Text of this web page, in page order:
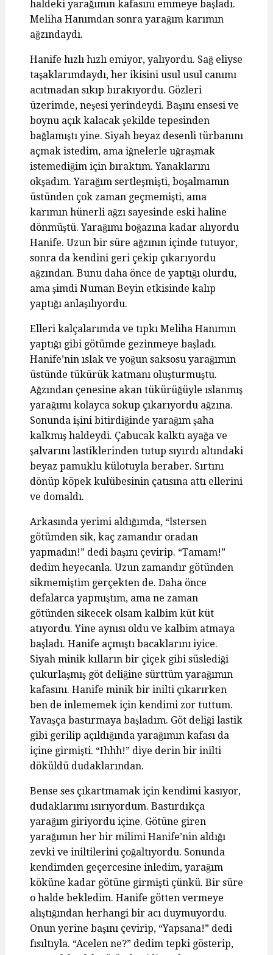
haldeki yarağımın kafasını emmeye başladı.
Meliha Hanımdan sonra yarağım karımın
ağzındaydı.
Hanife hızlı hızlı emiyor, yalıyordu. Sağ eliyse
taşaklarımdaydı, her ikisini usul usul canımı
acıtmadan sıkıp bırakıyordu. Gözleri
üzerimde, neşesi yerindeydi. Başını ensesi ve
boynu açık kalacak şekilde tepesinden
bağlamıştı yine. Siyah beyaz desenli türbanını
açmak istedim, ama iğnelerle uğraşmak
istemediğim için bıraktım. Yanaklarını
okşadım. Yarağım sertleşmişti, boşalmamın
üstünden çok zaman geçmemişti, ama
karımın hünerli ağzı sayesinde eski haline
dönmüştü. Yarağımı boğazına kadar alıyordu
Hanife. Uzun bir süre ağzının içinde tutuyor,
sonra da kendini geri çekip çıkarıyordu
ağzından. Bunu daha önce de yaptığı olurdu,
ama şimdi Numan Beyin etkisinde kalıp
yaptığı anlaşılıyordu.
Elleri kalçalarımda ve tıpkı Meliha Hanımın
yaptığı gibi götümde gezinmeye başladı.
Hanife’nin ıslak ve yoğun saksosu yarağımın
üstünde tükürük katmanı oluşturmuştu.
Ağzından çenesine akan tükürüğüyle ıslanmış
yarağımı kolayca sokup çıkarıyordu ağzına.
Sonunda işini bitirdiğinde yarağım şaha
kalkmış haldeydi. Çabucak kalktı ayağa ve
şalvarını lastiklerinden tutup sıyırdı altındaki
beyaz pamuklu külotuyla beraber. Sırtını
dönüp köpek kulübesinin çatısına attı ellerini
ve domaldı.
Arkasında yerimi aldığımda, “İstersen
götümden sik, kaç zamandır oradan
yapmadın!” dedi başını çevirip. “Tamam!”
dedim heyecanla. Uzun zamandır götünden
sikmemiştim gerçekten de. Daha önce
defalarca yapmıştım, ama ne zaman
götünden sikecek olsam kalbim küt küt
atıyordu. Yine aynısı oldu ve kalbim atmaya
başladı. Hanife açmıştı bacaklarını iyice.
Siyah minik kılların bir çiçek gibi süslediği
çukurlaşmış göt deliğine sürttüm yarağımın
kafasını. Hanife minik bir inilti çıkarırken
ben de inlememek için kendimi zor tuttum.
Yavaşça bastırmaya başladım. Göt deliği lastik
gibi gerilip açıldığında yarağımın kafası da
içine girmişti. “Ihhh!” diye derin bir inilti
döküldü dudaklarından.
Bense ses çıkartmamak için kendimi kasıyor,
dudaklarımı ısırıyordum. Bastırdıkça
yarağım giriyordu içine. Götüne giren
yarağımın her bir milimi Hanife’nin aldığı
zevki ve iniltilerini çoğaltıyordu. Sonunda
kendimden geçercesine inledim, yarağım
köküne kadar götüne girmişti çünkü. Bir süre
o halde bekledim. Hanife götten vermeye
alıştığından herhangi bir acı duymuyordu.
Onun yerine başını çevirip, “Yapsana!” dedi
fısıltıyla. “Acelen ne?” dedim tepki gösterip,